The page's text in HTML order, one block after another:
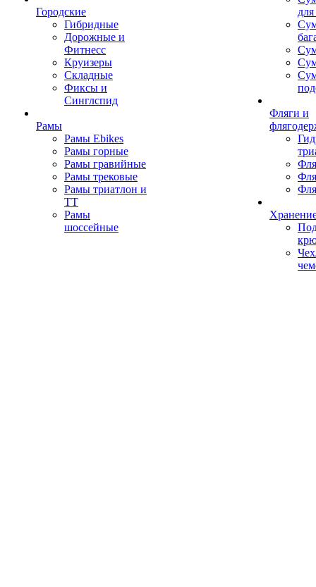
Городские
Гибридные
Дорожные и
Фитнесс
Круизеры
Складные
Фиксы и
Синглспид
Рамы
Рамы Ebikes
Рамы горные
Рамы гравийные
Рамы трековые
Рамы триатлон и
ТТ
Рамы
шоссейные
Фляги и